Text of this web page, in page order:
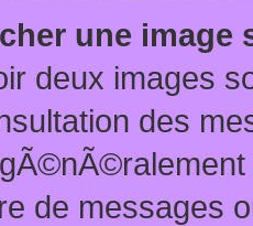
une image
deux images
des
de messages